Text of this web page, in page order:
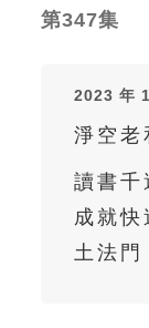
第347集
2023 年
淨空
讀書千
成就
土法門